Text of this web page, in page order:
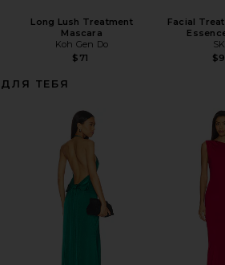
Long Lush Treatment
Mascara
Koh Gen Do
$71
Facial
ТЕБЯ